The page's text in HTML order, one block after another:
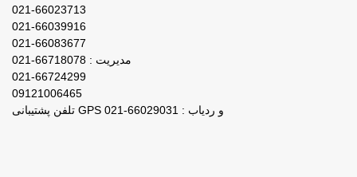
021-66023713
021-66039916
021-66083677
مدیریت : 66718078-021
021-66724299
09121006465
تلفن پشتیبانی GPS و ردیاب : 66029031-021